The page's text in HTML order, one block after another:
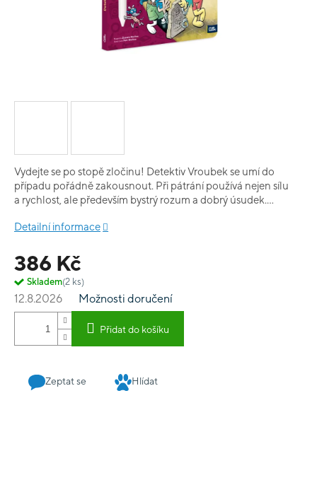
386 Kč
Skladem(2 ks)
12.8.2026 Možnosti doručení
Přidat do košíku
Vydejte se po stopě zločinu! Detektiv Vroubek se umí do
případu pořádně zakousnout. Při pátrání používá nejen sílu
a rychlost, ale především bystrý rozum a dobrý úsudek.
zloděje kočičí mumie nebo zachraňte unesené dinokuře.
nejste s Vroubkem na tu lapálii sami! Záda vám kryje věrný
pomocník Čenda a vyslechnout svědky pomůže zvídavá
novinářka Hermína. Tak vzhůru za případy, ať nám
nevychladne stopa! Tato mluvicí kniha z edice Kouzelné čtení
je vhodná pro děti od 6 let a obsahuje příběhy psího detektiva
Vroubka, který je dětem znám jak ze samostatných knih, tak
z časopisu Čtyřlístek, jakožto parťák dalšího detektiva -
Detailní informace
Zeptat se Hlídat